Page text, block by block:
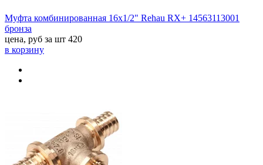
Муфта комбинированная 16x1/2" Rehau RX+ 14563113001
бронза
цена, руб за шт 420
в корзину